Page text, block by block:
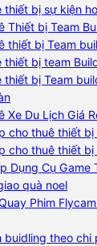
thiết bị sự kiện
Thiết bị Team
thiết bị Team
thiết bị team
thiết bị Team
Xe Du Lịch Giá
cho thuê thiết bị
cho thuê thiết bị
Dụng Cụ Game
quà noel
Phim
buidling theo chi